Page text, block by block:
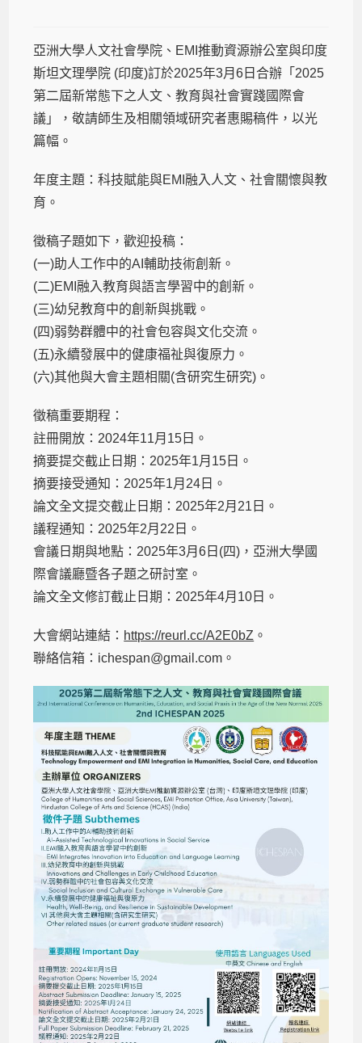
亞洲大學人文社會學院、EMI推動資源辦公室與印度
斯坦文理學院 (印度)訂於2025年3月6日合辦「2025
第二屆新常態下之人文、教育與社會實踐國際會
議」，敬請師生及相關領域研究者惠賜稿件，以光
篇幅。
年度主題：科技賦能與EMI融入人文、社會關懷與教
育。
徵稿子題如下，歡迎投稿：
(一)助人工作中的AI輔助技術創新。
(二)EMI融入教育與語言學習中的創新。
(三)幼兒教育中的創新與挑戰。
(四)弱勢群體中的社會包容與文化交流。
(五)永續發展中的健康福祉與復原力。
(六)其他與大會主題相關(含研究生研究)。
徵稿重要期程：
註冊開放：2024年11月15日。
摘要提交截止日期：2025年1月15日。
摘要接受通知：2025年1月24日。
論文全文提交截止日期：2025年2月21日。
議程通知：2025年2月22日。
會議日期與地點：2025年3月6日(四)，亞洲大學國
際會議廳暨各子題之研討室。
論文全文修訂截止日期：2025年4月10日。
大會網站連結： https://reurl.cc/A2E0bZ 。
聯絡信箱：ichespan@gmail.com。